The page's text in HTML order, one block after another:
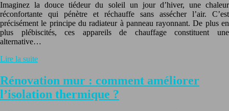
Imaginez la douce tiédeur du soleil un jour d’hiver, une chaleur
réconfortante qui pénètre et réchauffe sans assécher l’air. C’est
précisément le principe du radiateur à panneau rayonnant. De plus en
plus plébiscités, ces appareils de chauffage constituent une
alternative…
Lire la suite
Rénovation mur : comment améliorer
l’isolation thermique ?